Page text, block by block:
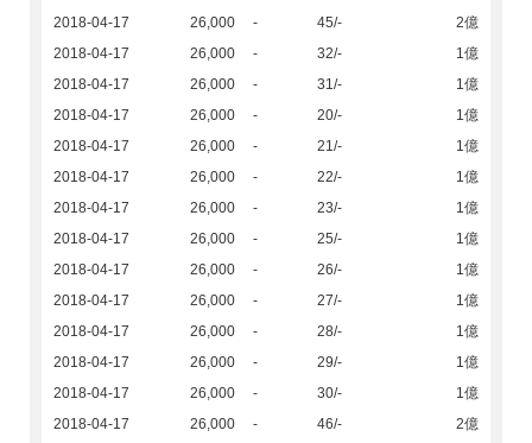
2018-04-17
26,000 - 45/-
2億
2018-04-17
26,000 - 32/-
1億
2018-04-17
26,000 - 31/-
1億
2018-04-17
26,000 - 20/-
1億
2018-04-17
26,000 - 21/-
1億
2018-04-17
26,000 - 22/-
1億
2018-04-17
26,000 - 23/-
1億
2018-04-17
26,000 - 25/-
1億
2018-04-17
26,000 - 26/-
1億
2018-04-17
26,000 - 27/-
1億
2018-04-17
26,000 - 28/-
1億
2018-04-17
26,000 - 29/-
1億
2018-04-17
26,000 - 30/-
1億
2018-04-17
26,000 - 46/-
2億